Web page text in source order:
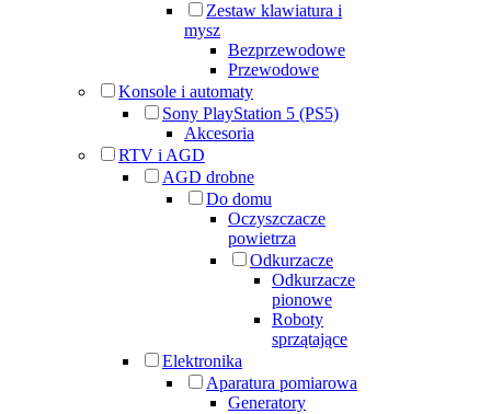
Zestaw klawiatura i
mysz
Bezprzewodowe
Przewodowe
Konsole i automaty
Sony PlayStation 5 (PS5)
Akcesoria
RTV i AGD
AGD drobne
Do domu
Oczyszczacze
powietrza
Odkurzacze
Odkurzacze
pionowe
Roboty
sprzątające
Elektronika
Aparatura pomiarowa
Generatory